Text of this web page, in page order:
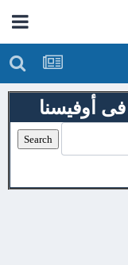
أوفيسنا